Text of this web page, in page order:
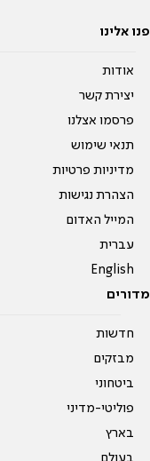
פנו אלינו
אודות
יצירת קשר
פרסמו אצלנו
תנאי שימוש
מדיניות פרטיות
הצהרת נגישות
המייל האדום
עברית
English
מדורים
חדשות
מבזקים
ביטחוני
פוליטי-מדיני
בארץ
בעולם